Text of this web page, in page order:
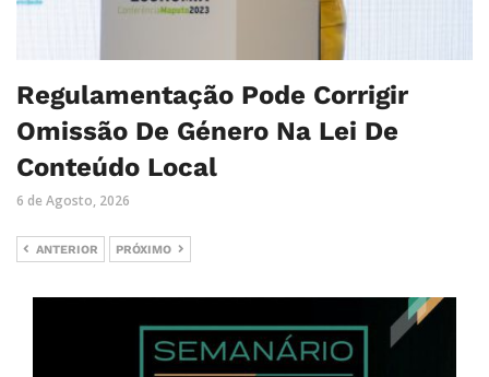
Regulamentação Pode Corrigir
Omissão De Género Na Lei De
Conteúdo Local
6 de Agosto, 2026
ANTERIOR PRÓXIMO